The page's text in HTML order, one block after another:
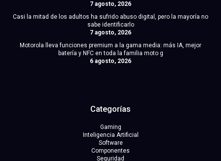
7 agosto, 2026
Casi la mitad de los adultos ha sufrido abuso digital, pero la mayoría no
sabe identificarlo
7 agosto, 2026
Motorola lleva funciones premium a la gama media: más IA, mejor
batería y NFC en toda la familia moto g
6 agosto, 2026
Categorías
Gaming
Inteligencia Artificial
Software
Componentes
Seguridad